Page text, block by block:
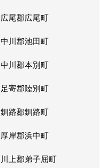
広尾郡広尾町
中川郡池田町
中川郡本別町
足寄郡陸別町
釧路郡釧路町
厚岸郡浜中町
川上郡弟子屈町